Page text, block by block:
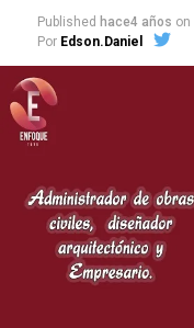
Published hace4 años on
Por Edson.Daniel